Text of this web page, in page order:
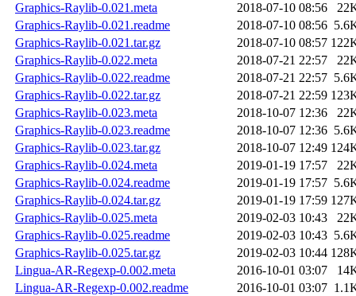
Graphics-Raylib-0.021.meta
2018-07-10 08:56
Graphics-Raylib-0.021.readme
2018-07-10 08:56
Graphics-Raylib-0.021.tar.gz
2018-07-10 08:57
Graphics-Raylib-0.022.meta
2018-07-21 22:57
Graphics-Raylib-0.022.readme
2018-07-21 22:57
Graphics-Raylib-0.022.tar.gz
2018-07-21 22:59
Graphics-Raylib-0.023.meta
2018-10-07 12:36
Graphics-Raylib-0.023.readme
2018-10-07 12:36
Graphics-Raylib-0.023.tar.gz
2018-10-07 12:49
Graphics-Raylib-0.024.meta
2019-01-19 17:57
Graphics-Raylib-0.024.readme
2019-01-19 17:57
Graphics-Raylib-0.024.tar.gz
2019-01-19 17:59
Graphics-Raylib-0.025.meta
2019-02-03 10:43
Graphics-Raylib-0.025.readme
2019-02-03 10:43
Graphics-Raylib-0.025.tar.gz
2019-02-03 10:44
Lingua-AR-Regexp-0.002.meta
2016-10-01 03:07
Lingua-AR-Regexp-0.002.readme
2016-10-01 03:07